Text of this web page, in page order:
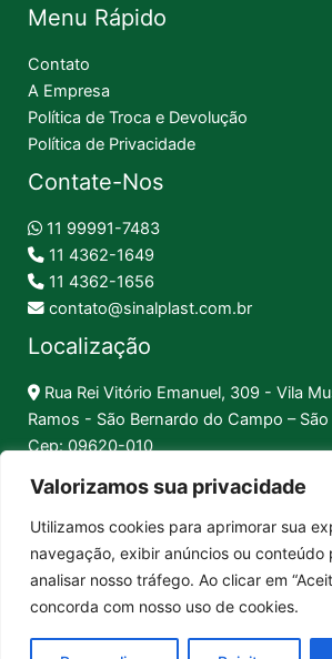
Valorizamos sua privacidade
Utilizamos cookies para aprimorar sua
navegação, exibir anúncios ou conteúdo
analisar nosso tráfego. Ao clicar em
concorda com nosso uso de cookies.
Menu Rápido
Contato
A Empresa
Política de Troca e Devolução
Política de Privacidade
Contate-Nos
11 99991-7483
11 4362-1649
11 4362-1656
contato@sinalplast.com.br
Localização
Rua Rei Vitório Emanuel, 309 - Vila
Ramos - São Bernardo do Campo – São
Cep: 09620-010
Pix │ Boleto │ Cartão